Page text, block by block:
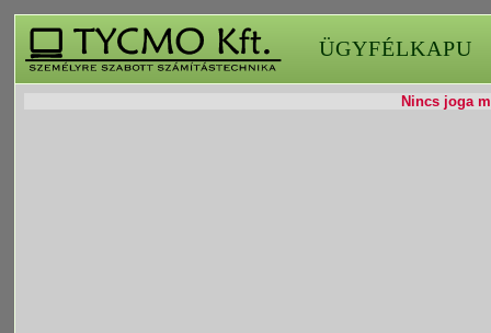
ÜGYFÉLKAPU
Nincs joga